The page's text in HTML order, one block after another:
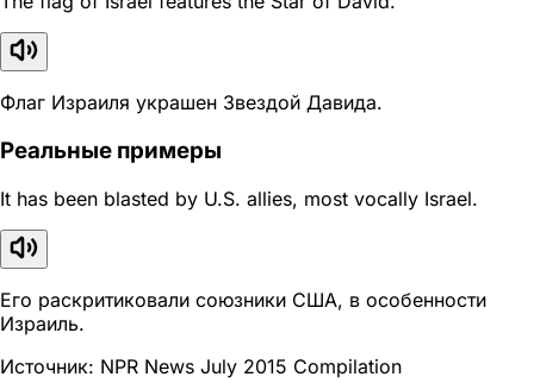
Флаг Израиля украшен Звездой Давида.
Реальные примеры
It has been blasted by U.S. allies, most vocally Israel.
Его раскритиковали союзники США, в особенности
Израиль.
Источник: NPR News July 2015 Compilation